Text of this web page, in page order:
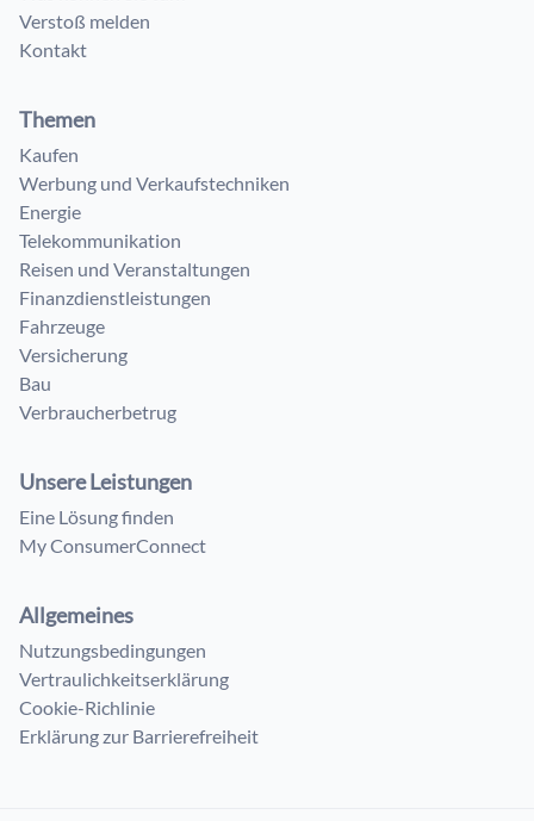
Verstoß melden
Kontakt
Themen
Kaufen
Werbung und Verkaufstechniken
Energie
Telekommunikation
Reisen und Veranstaltungen
Finanzdienstleistungen
Fahrzeuge
Versicherung
Bau
Verbraucherbetrug
Unsere Leistungen
Eine Lösung finden
My ConsumerConnect
Allgemeines
Nutzungsbedingungen
Vertraulichkeitserklärung
Cookie-Richlinie
Erklärung zur Barrierefreiheit